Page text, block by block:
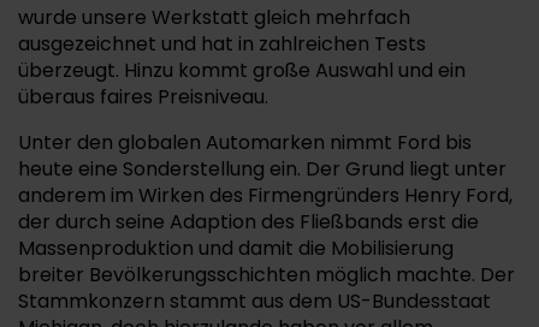
wurde unsere Werkstatt gleich mehrfach
ausgezeichnet und hat in zahlreichen Tests
überzeugt. Hinzu kommt große Auswahl und ein
überaus faires Preisniveau.
Unter den globalen Automarken nimmt Ford bis
heute eine Sonderstellung ein. Der Grund liegt unter
anderem im Wirken des Firmengründers Henry Ford,
der durch seine Adaption des Fließbands erst die
Massenproduktion und damit die Mobilisierung
breiter Bevölkerungsschichten möglich machte. Der
Stammkonzern stammt aus dem US-Bundesstaat